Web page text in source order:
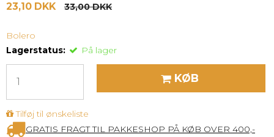
23,10 DKK 33,00 DKK
Bolero
Lagerstatus:
På lager
KØB
Tilføj til ønskeliste
GRATIS FRAGT TIL PAKKESHOP PÅ KØB OVER 400,-